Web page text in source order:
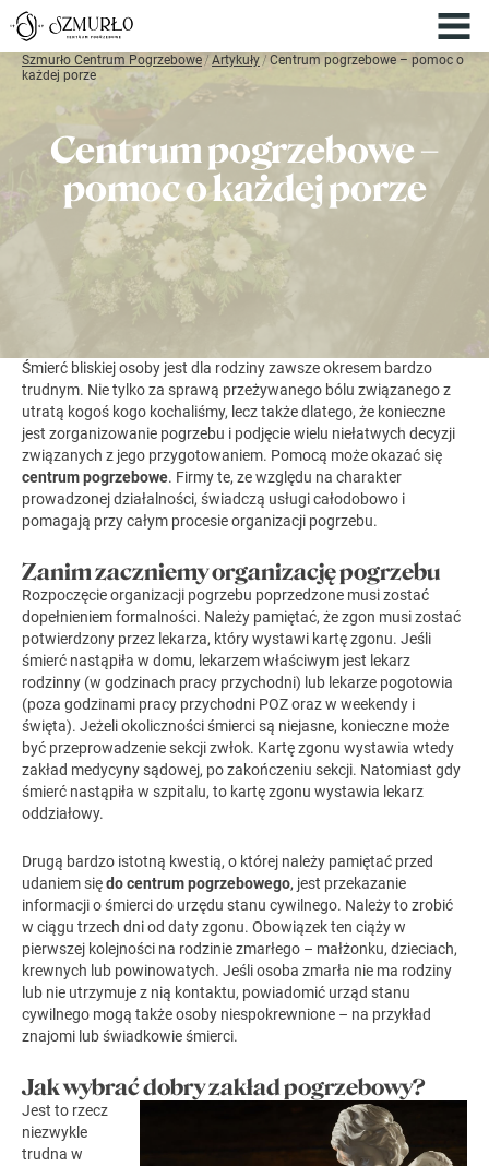
Szmurło Centrum Pogrzebowe /Artykuły /Centrum pogrzebowe – pomoc o
każdej porze
Centrum pogrzebowe –
pomoc o każdej porze
Śmierć bliskiej osoby jest dla rodziny zawsze okresem bardzo
trudnym. Nie tylko za sprawą przeżywanego bólu związanego z
utratą kogoś kogo kochaliśmy, lecz także dlatego, że konieczne
jest zorganizowanie pogrzebu i podjęcie wielu niełatwych decyzji
związanych z jego przygotowaniem. Pomocą może okazać się
centrum pogrzebowe. Firmy te, ze względu na charakter
prowadzonej działalności, świadczą usługi całodobowo i
pomagają przy całym procesie organizacji pogrzebu.
Zanim zaczniemy organizację pogrzebu
Rozpoczęcieorganizacji pogrzebu poprzedzone musi zostać
dopełnieniem formalności. Należy pamiętać, że zgon musi zostać
potwierdzony przez lekarza, który wystawi kartę zgonu. Jeśli
śmierć nastąpiła w domu, lekarzem właściwym jest lekarz
rodzinny (w godzinach pracy przychodni) lub lekarze pogotowia
(poza godzinami pracy przychodni POZ oraz w weekendy i
święta). Jeżeli okoliczności śmierci są niejasne, konieczne może
być przeprowadzenie sekcji zwłok. Kartę zgonu wystawia wtedy
zakład medycyny sądowej, po zakończeniu sekcji. Natomiast gdy
śmierć nastąpiła w szpitalu, to kartę zgonu wystawia lekarz
oddziałowy.
Drugą bardzo istotną kwestią, o której należy pamiętać przed
udaniem siędo centrum pogrzebowego, jest przekazanie
informacji o śmierci do urzędu stanu cywilnego. Należy to zrobić
w ciągu trzech dni od daty zgonu. Obowiązek ten ciąży w
pierwszej kolejności na rodzinie zmarłego – małżonku, dzieciach,
krewnych lub powinowatych. Jeśli osoba zmarła nie ma rodziny
lub nie utrzymuje z nią kontaktu, powiadomić urząd stanu
cywilnego mogą także osoby niespokrewnione – na przykład
znajomi lub świadkowie śmierci.
Jak wybrać dobry zakład pogrzebowy?
Jest to rzecz
niezwykle
trudna w